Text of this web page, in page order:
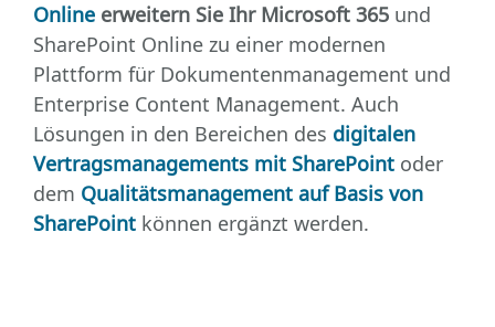
Online erweitern Sie Ihr Microsoft 365 und
SharePoint Online zu einer modernen
Plattform für Dokumentenmanagement und
Enterprise Content Management. Auch
Lösungen in den Bereichen des digitalen
Vertragsmanagements mit SharePoint oder
dem Qualitätsmanagement auf Basis von
SharePoint können ergänzt werden.